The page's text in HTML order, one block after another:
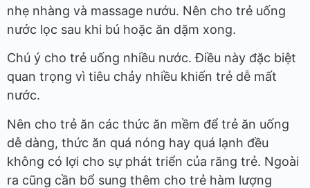
nhẹ nhàng và massage nướu. Nên cho trẻ uống
nước lọc sau khi bú hoặc ăn dặm xong.
Chú ý cho trẻ uống nhiều nước. Điều này đặc biệt
quan trọng vì tiêu chảy nhiều khiến trẻ dễ mất
nước.
Nên cho trẻ ăn các thức ăn mềm để trẻ ăn uống
dễ dàng, thức ăn quá nóng hay quá lạnh đều
không có lợi cho sự phát triển của răng trẻ. Ngoài
ra cũng cần bổ sung thêm cho trẻ hàm lượng